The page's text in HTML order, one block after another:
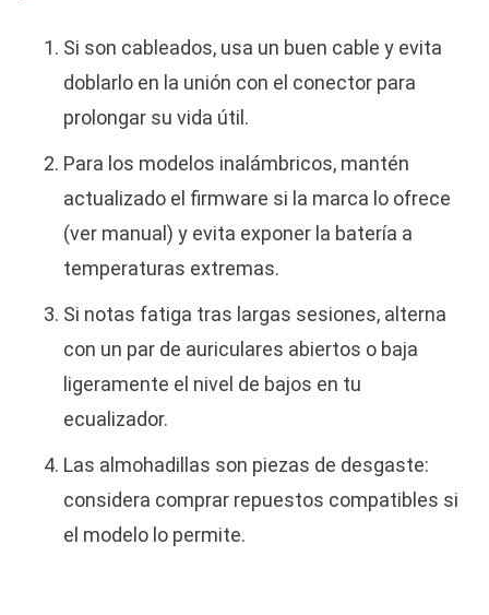
Si son cableados, usa un buen cable y evita
doblarlo en la unión con el conector para
prolongar su vida útil.
Para los modelos inalámbricos, mantén
actualizado el firmware si la marca lo ofrece
(ver manual) y evita exponer la batería a
temperaturas extremas.
Si notas fatiga tras largas sesiones, alterna
con un par de auriculares abiertos o baja
ligeramente el nivel de bajos en tu
ecualizador.
Las almohadillas son piezas de desgaste:
considera comprar repuestos compatibles si
el modelo lo permite.